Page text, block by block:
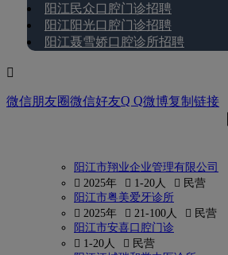
阳江民众口腔门诊招聘
阳江阳光口腔门诊招聘
阳江聂雪娇口腔诊所招聘

微信朋友圈微信好友Q Q微博复制链接
阳江市翔业企业管理有限公司
 2025年
 1-20人
 民营
阳江市粤美爱牙诊所
 2025年
 21-100人
 民营
阳江市安喜口腔门诊
 1-20人
 民营